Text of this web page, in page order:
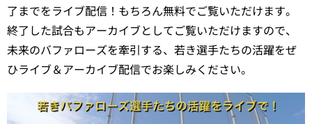
了までをライブ配信！もちろん無料でご覧いただけます。
終了した試合もアーカイブとしてご覧いただけますので、
未来のバファローズを牽引する、若き選手たちの活躍をぜ
ひライブ＆アーカイブ配信でお楽しみください。